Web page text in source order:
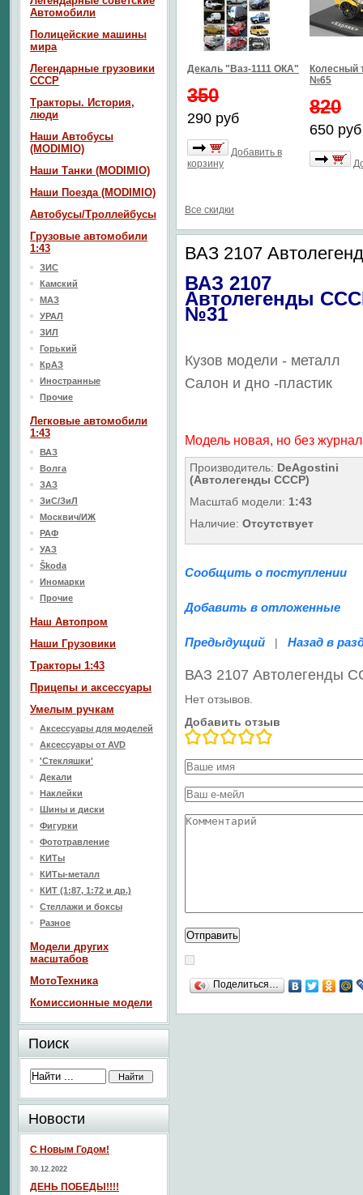
Декаль "Ваз-1111 ОКА"
350
290 руб
Добавить в
корзину
Колесный
№65
820
650 руб
Все скидки
ВАЗ 2107
ВАЗ 2107
Автолегенды
№31
Кузов модели - металл
Салон и дно -пластик
Модель новая, но без
Производитель: DeAgostini
(Автолегенды СССР)
Масштаб модели: 1:43
Наличие: Отсутствует
Сообщить о поступлении
Добавить в отложенные
Предыдущий | Назад в
ВАЗ 2107 Автолегенды
Нет отзывов.
Добавить отзыв
Поделиться…
Автомобили
Полицейские машины
мира
Легендарные грузовики
СССР
Тракторы. История,
люди
Наши Автобусы
(MODIMIO)
Наши Танки (MODIMIO)
Наши Поезда (MODIMIO)
Автобусы/Троллейбусы
Грузовые автомобили
1:43
ЗИС
Камский
МАЗ
УРАЛ
ЗИЛ
Горький
КрАЗ
Иностранные
Прочие
Легковые автомобили
1:43
ВАЗ
Волга
ЗАЗ
ЗиС/ЗиЛ
Москвич/ИЖ
РАФ
УАЗ
Škoda
Иномарки
Прочие
Наш Aвтопром
Наши Грузовики
Тракторы 1:43
Прицепы и аксессуары
Умелым ручкам
Аксессуары для моделей
Аксессуары от AVD
'Стекляшки'
Декали
Наклейки
Шины и диски
Фигурки
Фототравление
КИТы
КИТы-металл
КИТ (1:87, 1:72 и др.)
Стеллажи и боксы
Разное
Модели других
масштабов
МотоТехника
Комиссионные модели
Поиск
Новости
С Новым Годом!
30.12.2022
ДЕНЬ ПОБЕДЫ!!!!